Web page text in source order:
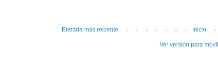
Entrada más reciente Inicio
Ver versión para